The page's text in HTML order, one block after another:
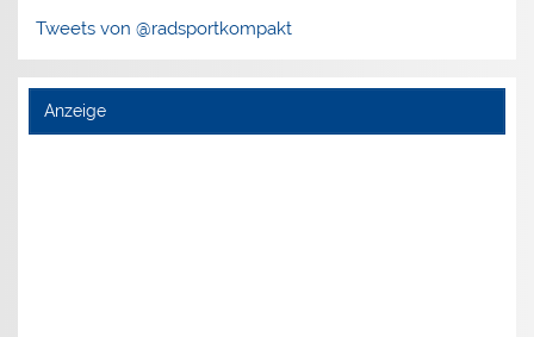
Tweets von @radsportkompakt
Anzeige